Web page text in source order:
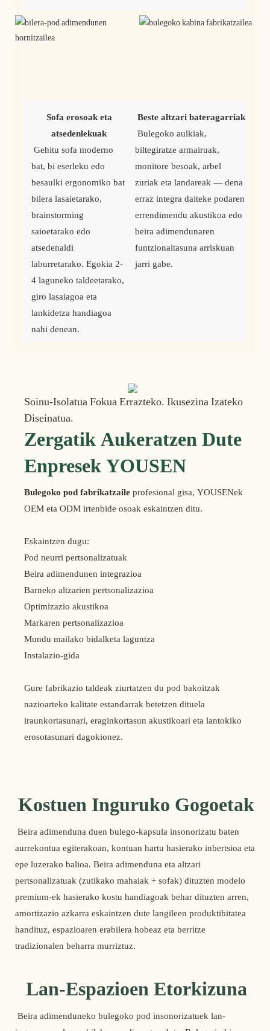
Sofa erosoak eta
atsedenlekuak
bat, bi eserleku edo
besaulki ergonomiko bat
bilera lasaietarako,
brainstorming
saioetarako edo
atsedenaldi
laburretarako. Egokia 2-
4 laguneko taldeetarako,
giro lasaiagoa eta
lankidetza handiagoa
nahi denean.
Beste altzari bateragarriak
biltegiratze armairuak,
monitore besoak, arbel
zuriak eta landareak — dena
erraz integra daiteke podaren
errendimendu akustikoa edo
beira adimendunaren
funtzionaltasuna arriskuan
jarri gabe.
Soinu-Isolatua Fokua Errazteko. Ikusezina Izateko
Diseinatua.
Zergatik Aukeratzen Dute
Enpresek YOUSEN
Bulegoko pod fabrikatzaile profesional gisa, YOUSENek
OEM eta ODM irtenbide osoak eskaintzen ditu.
Eskaintzen dugu:
Pod neurri pertsonalizatuak
Beira adimendunen integrazioa
Barneko altzarien pertsonalizazioa
Optimizazio akustikoa
Markaren pertsonalizazioa
Mundu mailako bidalketa laguntza
Instalazio-gida
Gure fabrikazio taldeak ziurtatzen du pod bakoitzak
nazioarteko kalitate estandarrak betetzen dituela
iraunkortasunari, eraginkortasun akustikoari eta lantokiko
erosotasunari dagokionez.
Kostuen Inguruko Gogoetak
aurrekontua egiterakoan, kontuan hartu hasierako inbertsioa eta
epe luzerako balioa. Beira adimenduna eta altzari
pertsonalizatuak (zutikako mahaiak + sofak) dituzten modelo
premium-ek hasierako kostu handiagoak behar dituzten arren,
amortizazio azkarra eskaintzen dute langileen produktibitatea
handituz, espazioaren erabilera hobeaz eta berritze
tradizionalen beharra murriztuz.
Lan-Espazioen Etorkizuna